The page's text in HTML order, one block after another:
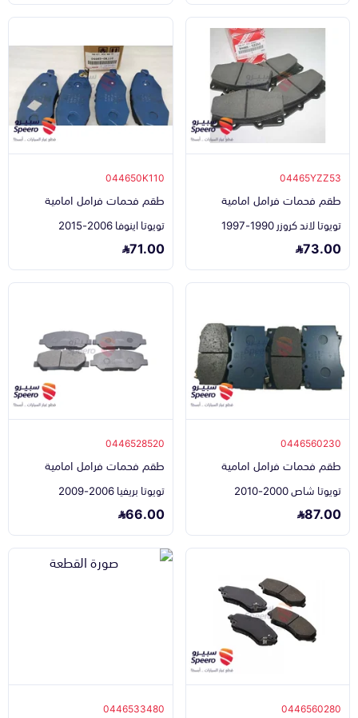
04465YZZ53
طقم فحمات فرامل امامية
تويوتا لاند كروزر 1990-1997
73.00
044650K110
طقم فحمات فرامل امامية
تويوتا اينوفا 2006-2015
71.00
0446560230
طقم فحمات فرامل امامية
تويوتا شاص 2000-2010
87.00
0446528520
طقم فحمات فرامل امامية
تويوتا بريفيا 2006-2009
66.00
0446560280
0446533480